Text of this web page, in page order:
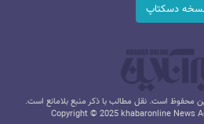
دسکتاپ
محفوظ است. نقل مطالب با ذکر منبع بلامانع است.
Copyright © 2025 khabaronline News